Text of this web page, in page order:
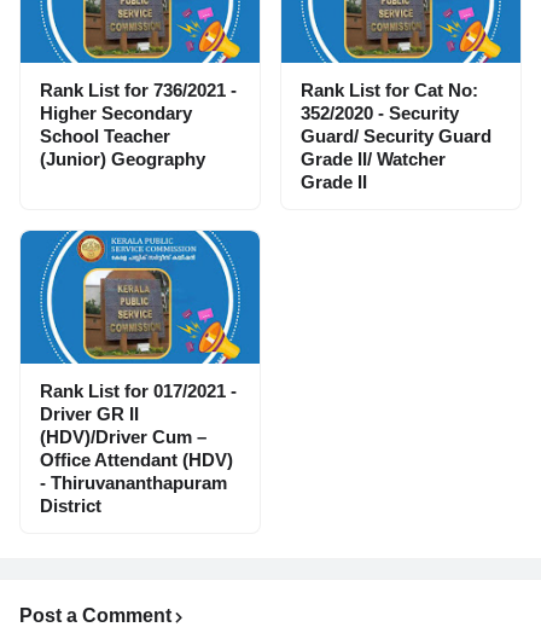
Rank List for 736/2021 -
Higher Secondary
School Teacher
(Junior) Geography
Rank List for Cat No:
352/2020 - Security
Guard/ Security Guard
Grade II/ Watcher
Grade II
Rank List for 017/2021 -
Driver GR II
(HDV)/Driver Cum –
Office Attendant (HDV)
- Thiruvananthapuram
District
Post a Comment